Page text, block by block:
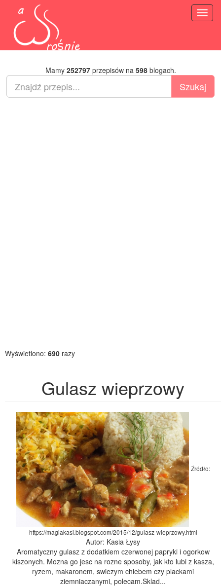
Mamy 252797przepisów na 598blogach.
Wyświetlono: 690 razy
Gulasz wieprzowy
Źródło:
https://magiakasi.blogspot.com/2015/12/gulasz-wieprzowy.html
Autor: Kasia Łysy
Aromatyczny gulasz z dodatkiem czerwonej papryki i ogorkow
kiszonych. Mozna go jesc na rozne sposoby, jak kto lubi z kasza,
ryzem, makaronem, swiezym chlebem czy plackami
ziemniaczanymi, polecam.Sklad...